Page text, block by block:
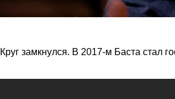
Круг замкнулся. В 2017-м Баста стал